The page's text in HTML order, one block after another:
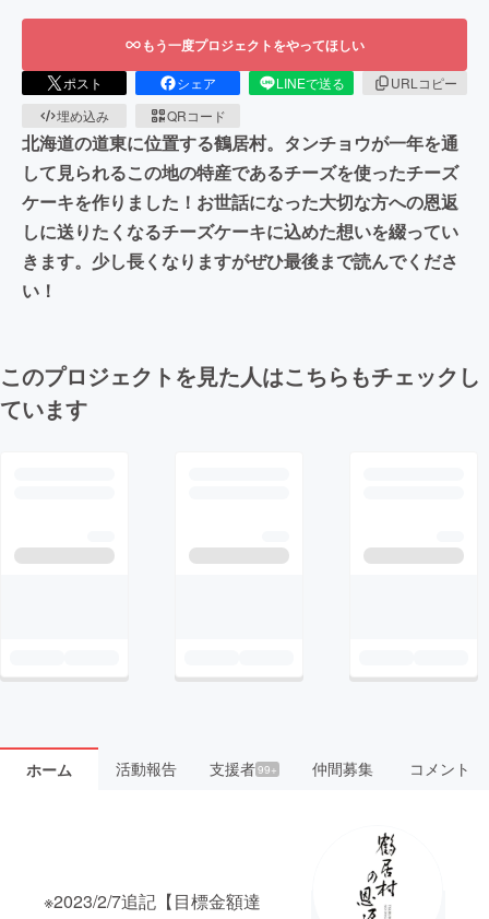
もう一度プロジェクトをやってほしい
ポスト シェア LINEで送る
URLコピー
埋め込み
QRコード
北海道の道東に位置する鶴居村。タンチョウが一年を通
して見られるこの地の特産であるチーズを使ったチーズ
ケーキを作りました！お世話になった大切な方への恩返
しに送りたくなるチーズケーキに込めた想いを綴ってい
きます。少し長くなりますがぜひ最後まで読んでくださ
い！
このプロジェクトを見た人はこちらもチェックし
ています
ホーム 活動報告 支援者99+ 仲間募集 コメント
※2023/2/7追記【目標金額達